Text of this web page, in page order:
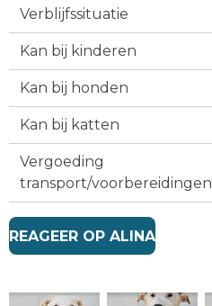
Verblijfssituatie
Kan bij kinderen
Kan bij honden
Kan bij katten
Vergoeding
transport/voorbereidingen
REAGEER OP ALINA